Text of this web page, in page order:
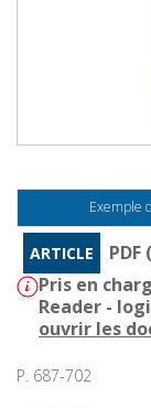
Exemple
ARTICLE
PDF
Pris en
Reader -
ouvrir les
P. 687-702